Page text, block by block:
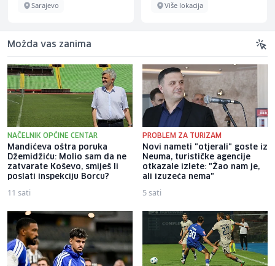
Sarajevo Više lokacija
Možda vas zanima
NAČELNIK OPĆINE CENTAR
Mandićeva oštra poruka
Džemidžiću: Molio sam da ne
zatvarate Koševo, smiješ li
poslati inspekciju Borcu?
11 sati
PROBLEM ZA TURIZAM
Novi nameti "otjerali" goste iz
Neuma, turističke agencije
otkazale izlete: "Žao nam je,
ali izuzeća nema"
5 sati